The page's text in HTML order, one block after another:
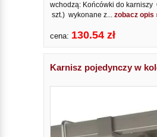
wchodzą: Końcówki do
szt.) wykonane z... zobacz opis
cena: 130.54 zł
Karnisz pojedynczy w